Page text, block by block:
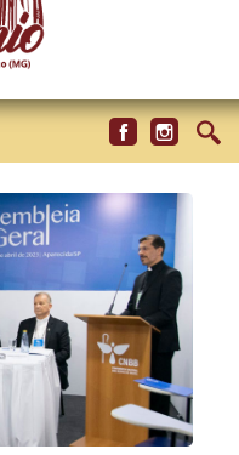
UM DOS
DIFÍCEIS
BRASIL